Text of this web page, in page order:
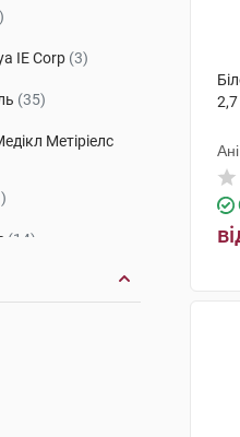
IE Corp (3)
(35)
Метіріелс
(14)
Лаума